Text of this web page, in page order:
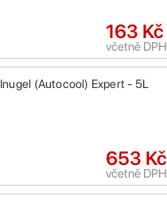
163 Kč
včetně DPH
(Autocool) Expert - 5L
653 Kč
včetně DPH